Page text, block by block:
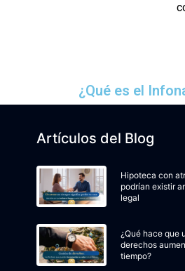
¿Qué es el
Artículos del Blog
Hipoteca con
podrían existir
legal
¿Qué hace que
derechos
tiempo?